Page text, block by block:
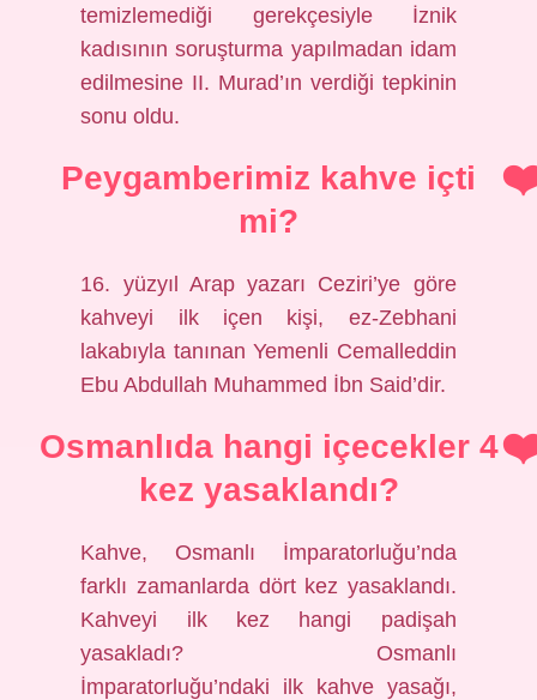
temizlemediği gerekçesiyle İznik
kadısının soruşturma yapılmadan idam
edilmesine II. Murad’ın verdiği tepkinin
sonu oldu.
Peygamberimiz kahve içti
mi?
16. yüzyıl Arap yazarı Ceziri’ye göre
kahveyi ilk içen kişi, ez-Zebhani
lakabıyla tanınan Yemenli Cemalleddin
Ebu Abdullah Muhammed İbn Said’dir.
Osmanlıda hangi içecekler 4
kez yasaklandı?
Kahve, Osmanlı İmparatorluğu’nda
farklı zamanlarda dört kez yasaklandı.
Kahveyi ilk kez hangi padişah
yasakladı? Osmanlı
İmparatorluğu’ndaki ilk kahve yasağı,